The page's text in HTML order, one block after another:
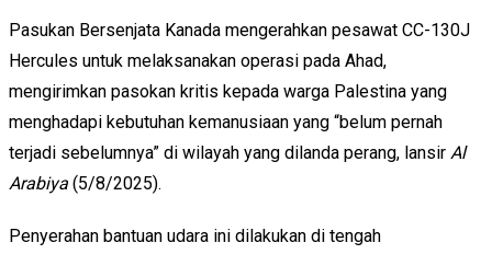
Pasukan Bersenjata Kanada mengerahkan pesawat CC-130J
Hercules untuk melaksanakan operasi pada Ahad,
mengirimkan pasokan kritis kepada warga Palestina yang
menghadapi kebutuhan kemanusiaan yang “belum pernah
terjadi sebelumnya” di wilayah yang dilanda perang, lansir Al
Arabiya (5/8/2025).
Penyerahan bantuan udara ini dilakukan di tengah